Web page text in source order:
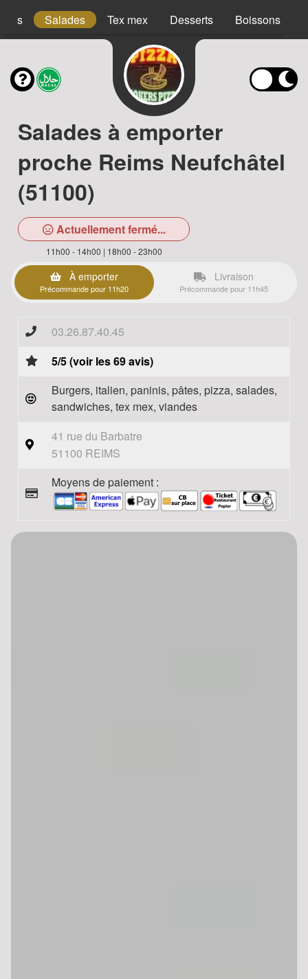
Salades Tex mex Desserts Boissons
Salades à emporter
proche Reims Neufchâtel
(51100)
Actuellement fermé...
11h00 - 14h00 | 18h00 - 23h00
À emporter
Précommande pour 11h20
Livraison
Précommande pour 11h45
03.26.87.40.45
5/5 (voir les 69 avis)
Burgers, italien, paninis, pâtes, pizza, salades,
sandwiches, tex mex, viandes
41 rue du Barbatre
51100 REIMS
Moyens de paiement :